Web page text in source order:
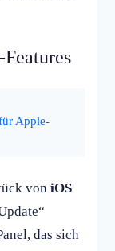
Apple-
von iOS
das sich